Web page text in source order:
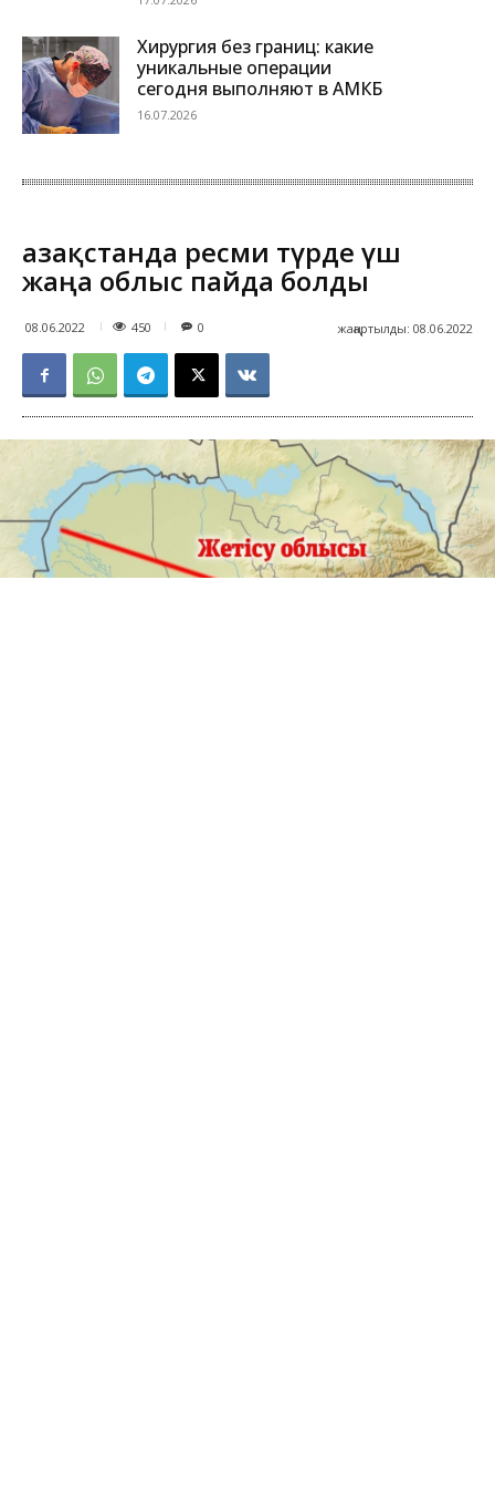
Хирургия без границ: какие
уникальные операции
сегодня выполняют в АМКБ
16.07.2026